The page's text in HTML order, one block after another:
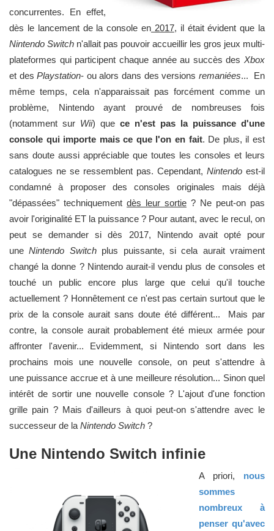
concurrentes. En effet,
dès le lancement de la console en 2017, il était évident que la
Nintendo Switch n'allait pas pouvoir accueillir les gros jeux multi-
plateformes qui participent chaque année au succès des Xbox
et desPlaystation- ou alors dans des versions remaniées... En
même temps, cela n'apparaissait pas forcément comme un
problème, Nintendo ayant prouvé de nombreuses fois
(notamment sur Wii) que ce n'est pas la puissance d'une
console qui importe mais ce que l'on en fait. De plus, il est
sans doute aussi appréciable que toutes les consoles et leurs
catalogues ne se ressemblent pas. Cependant, Nintendo est-il
condamné à proposer des consoles originales mais déjà
"dépassées" techniquement dès leur sortie ? Ne peut-on pas
avoir l'originalité ET la puissance ? Pour autant, avec le recul, on
peut se demander si dès 2017, Nintendo avait opté pour
uneNintendo Switchplus puissante, si cela aurait vraiment
changé la donne ? Nintendo aurait-il vendu plus de consoles et
touché un public encore plus large que celui qu'il touche
actuellement ? Honnêtement ce n'est pas certain surtout que le
prix de la console aurait sans doute été différent... Mais par
contre, la console aurait probablement été mieux armée pour
affronter l'avenir... Evidemment, si Nintendo sort dans les
prochains mois une nouvelle console, on peut s'attendre à
une puissance accrue et à une meilleure résolution... Sinon quel
intérêt de sortir une nouvelle console ? L'ajout d'une fonction
grille pain ? Mais d'ailleurs à quoi peut-on s'attendre avec le
successeur de la Nintendo Switch ?
Une Nintendo Switch infinie
A priori, nous
sommes
nombreux à
penser qu'avec